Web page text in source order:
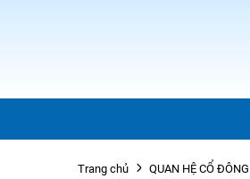
Trang chủ QUAN HỆ CỔ ĐÔNG